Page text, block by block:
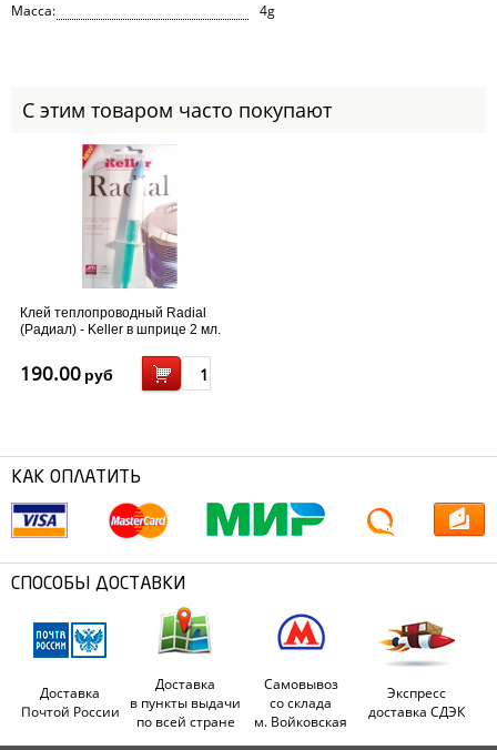
Масса:
4g
С этим товаром часто покупают
Клей теплопроводный Radial
(Радиал) - Keller в шприце 2 мл.
190.00 руб
КАК ОПЛАТИТЬ
СПОСОБЫ ДОСТАВКИ
Доставка
Почтой России
Доставка
в пункты выдачи
по всей стране
Самовывоз
со склада
м. Войковская
Экспресс
доставка СДЭК